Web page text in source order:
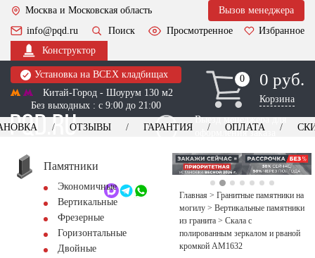
Москва и Московская область
Вызов менеджера
info@pqd.ru
Поиск Просмотренное
Избранное
Конструктор
Установка на ВСЕХ кладбищах
Китай-Город - Шоурум 130 м2
Без выходных : с 9:00 до 21:00
0
0 0 руб.
Корзина
Выезд менеджера для
оформления заказа
+7 (495) 518-44-23
Обратный звонок
ОТЗЫВЫ ГАРАНТИЯ ОПЛАТА
Памятники
Экономичные
Вертикальные
Фрезерные
Горизонтальные
Двойные
Главная > Гранитные памятники на
могилу > Вертикальные памятники
из гранита > Скала с
полированным зеркалом и рваной
кромкой AM1632